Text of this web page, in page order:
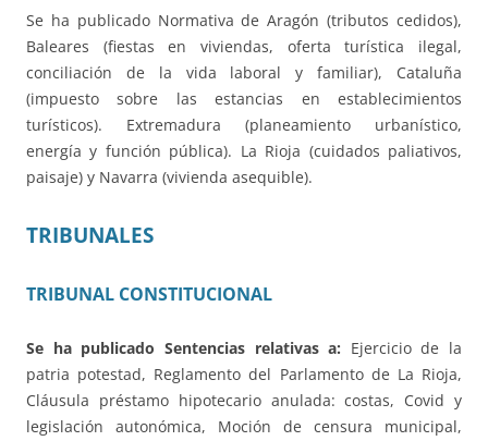
Se ha publicado Normativa de Aragón (tributos cedidos),
Baleares (fiestas en viviendas, oferta turística ilegal,
conciliación de la vida laboral y familiar), Cataluña
(impuesto sobre las estancias en establecimientos
turísticos). Extremadura (planeamiento urbanístico,
energía y función pública). La Rioja (cuidados paliativos,
paisaje) y Navarra (vivienda asequible).
TRIBUNALES
TRIBUNAL CONSTITUCIONAL
Se ha publicado Sentencias relativas a: Ejercicio de la
patria potestad, Reglamento del Parlamento de La Rioja,
Cláusula préstamo hipotecario anulada: costas, Covid y
legislación autonómica, Moción de censura municipal,